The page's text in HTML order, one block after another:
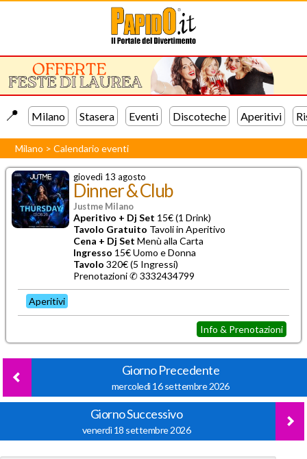
📍️ Milano Stasera Eventi Discoteche Aperitivi
Milano >Calendario eventi
giovedì 13 agosto
Dinner & Club
Justme Milano
Aperitivo + Dj Set 15€ (1 Drink)
Tavolo Gratuito Tavoli in Aperitivo
Cena + Dj Set Menù alla Carta
Ingresso 15€ Uomo e Donna
Tavolo 320€ (5 Ingressi)
Prenotazioni ✆3332434799
Aperitivi
Info & Prenotazioni
Giorno Precedente
mercoledì 16 settembre 2026
Giorno Successivo
venerdì 18 settembre 2026